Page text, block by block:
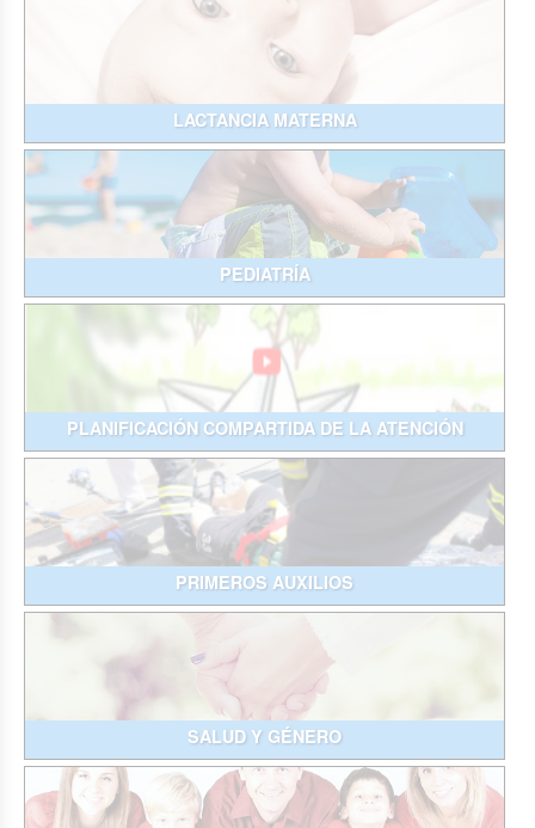
LACTANCIA MATERNA
PEDIATRÍA
PLANIFICACIÓN COMPARTIDA DE LA ATENCIÓN
PRIMEROS AUXILIOS
SALUD Y GÉNERO